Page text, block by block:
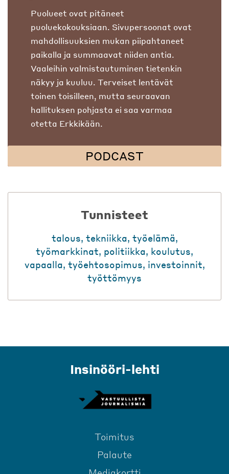
Puolueet ovat pitäneet
puoluekokouksiaan. Sivupersoonat ovat
mahdollisuuksien mukan piipahtaneet
paikalla ja summaavat niiden antia.
Vaaleihin valmistautuminen tietenkin
näkyy ja kuuluu. Terveiset lentävät
toinen toisilleen, mutta seuraavan
hallituksen pohjasta ei saa varmaa
otetta Erkkikään.
PODCAST
Tunnisteet
talous, tekniikka, työelämä,
työmarkkinat, politiikka, koulutus,
vapaalla, työehtosopimus, investoinnit,
työttömyys
Insinööri-lehti
Toimitus
Palaute